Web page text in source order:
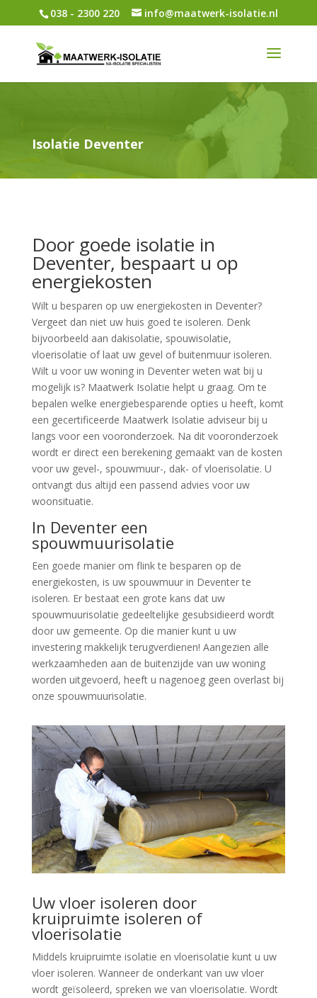
038 - 2300 220 info@maatwerk-isolatie.nl
Isolatie Deventer
Door goede isolatie in
Deventer, bespaart u op
energiekosten
Wilt u besparen op uw energiekosten in Deventer?
Vergeet dan niet uw huis goed te isoleren. Denk
bijvoorbeeld aan dakisolatie, spouwisolatie,
vloerisolatie of laat uw gevel of buitenmuur isoleren.
Wilt u voor uw woning in Deventer weten wat bij u
mogelijk is? Maatwerk Isolatie helpt u graag. Om te
bepalen welke energiebesparende opties u heeft, komt
een gecertificeerde Maatwerk Isolatie adviseur bij u
langs voor een vooronderzoek. Na dit vooronderzoek
wordt er direct een berekening gemaakt van de kosten
voor uw gevel-, spouwmuur-, dak- of vloerisolatie. U
ontvangt dus altijd een passend advies voor uw
woonsituatie.
In Deventer een
spouwmuurisolatie
Een goede manier om flink te besparen op de
energiekosten, is uw spouwmuur in Deventer te
isoleren. Er bestaat een grote kans dat uw
spouwmuurisolatie gedeeltelijke gesubsidieerd wordt
door uw gemeente. Op die manier kunt u uw
investering makkelijk terugverdienen! Aangezien alle
werkzaamheden aan de buitenzijde van uw woning
worden uitgevoerd, heeft u nagenoeg geen overlast bij
onze spouwmuurisolatie.
Uw vloer isoleren door
kruipruimte isoleren of
vloerisolatie
Middels kruipruimte isolatie en vloerisolatie kunt u uw
vloer isoleren. Wanneer de onderkant van uw vloer
wordt geïsoleerd, spreken we van vloerisolatie. Wordt